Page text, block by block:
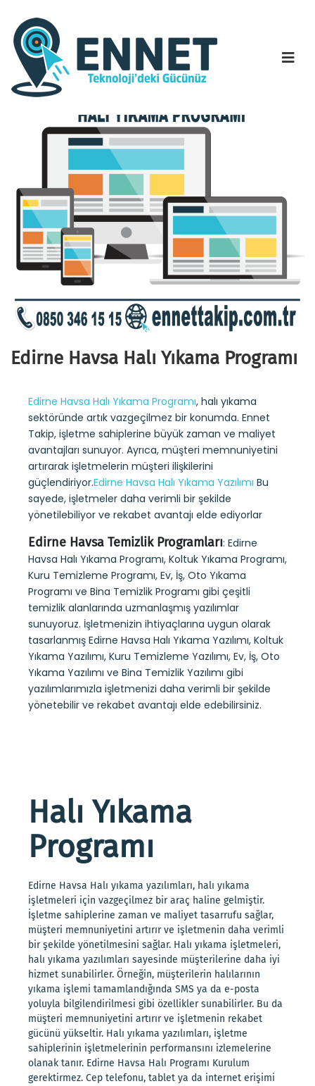
Edirne Havsa Halı Yıkama Programı
Edirne Havsa Halı Yıkama Programı, halı yıkama
sektöründe artık vazgeçilmez bir konumda. Ennet
Takip, işletme sahiplerine büyük zaman ve maliyet
avantajları sunuyor. Ayrıca, müşteri memnuniyetini
artırarak işletmelerin müşteri ilişkilerini
güçlendiriyor.Edirne Havsa Halı Yıkama Yazılımı Bu
sayede, işletmeler daha verimli bir şekilde
yönetilebiliyor ve rekabet avantajı elde ediyorlar
Edirne Havsa Temizlik Programları: Edirne
Havsa Halı Yıkama Programı, Koltuk Yıkama Programı,
Kuru Temizleme Programı, Ev, İş, Oto Yıkama
Programı ve Bina Temizlik Programı gibi çeşitli
temizlik alanlarında uzmanlaşmış yazılımlar
sunuyoruz. İşletmenizin ihtiyaçlarına uygun olarak
tasarlanmış Edirne Havsa Halı Yıkama Yazılımı, Koltuk
Yıkama Yazılımı, Kuru Temizleme Yazılımı, Ev, İş, Oto
Yıkama Yazılımı ve Bina Temizlik Yazılımı gibi
yazılımlarımızla işletmenizi daha verimli bir şekilde
yönetebilir ve rekabet avantajı elde edebilirsiniz.
Halı Yıkama
Programı
Edirne Havsa Halı yıkama yazılımları, halı yıkama
işletmeleri için vazgeçilmez bir araç haline gelmiştir.
İşletme sahiplerine zaman ve maliyet tasarrufu sağlar,
müşteri memnuniyetini artırır ve işletmenin daha verimli
bir şekilde yönetilmesini sağlar. Halı yıkama işletmeleri,
halı yıkama yazılımları sayesinde müşterilerine daha iyi
hizmet sunabilirler. Örneğin, müşterilerin halılarının
yıkama işlemi tamamlandığında SMS ya da e-posta
yoluyla bilgilendirilmesi gibi özellikler sunabilirler. Bu da
müşteri memnuniyetini artırır ve işletmenin rekabet
gücünü yükseltir. Halı yıkama yazılımları, işletme
sahiplerinin işletmelerinin performansını izlemelerine
olanak tanır. Edirne Havsa Halı Programı Kurulum
gerektirmez. Cep telefonu, tablet ya da internet erişimi